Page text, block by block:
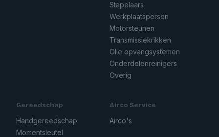
Stapelaars
Werkplaatspersen
Motorsteunen
Transmissiekrikken
Olie opvangsystemen
Onderdelenreinigers
Overig
Gereedschap
Handgereedschap
Momentsleutel
Airco Service
Airco's